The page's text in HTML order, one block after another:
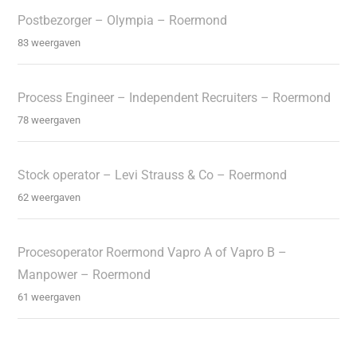
Postbezorger – Olympia – Roermond
83 weergaven
Process Engineer – Independent Recruiters – Roermond
78 weergaven
Stock operator – Levi Strauss & Co – Roermond
62 weergaven
Procesoperator Roermond Vapro A of Vapro B –
Manpower – Roermond
61 weergaven